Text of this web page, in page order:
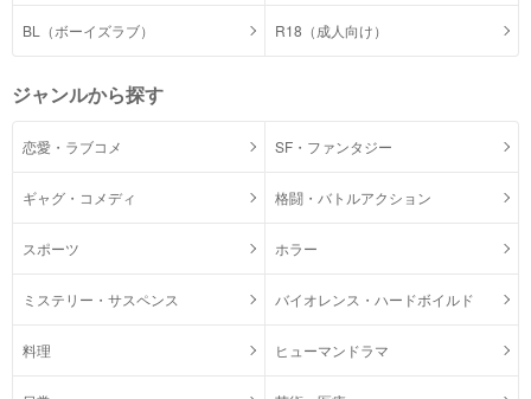
BL（ボーイズラブ） R18（成人向け）
ジャンルから探す
恋愛・ラブコメ SF・ファンタジー
ギャグ・コメディ 格闘・バトルアクション
スポーツ ホラー
ミステリー・サスペンス バイオレンス・ハードボイルド
料理 ヒューマンドラマ